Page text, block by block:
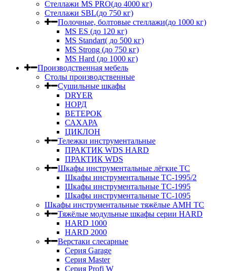
Стеллажи MS PRO(до 4000 кг)
Стеллажи SBL(до 750 кг)
Полочные, болтовые стеллажи(до 1000 кг)
MS ES (до 120 кг)
MS Standart( до 500 кг)
MS Strong (до 750 кг)
MS Hard (до 1000 кг)
Производственная мебель
Столы производственные
Сушильные шкафы
DRYER
НОРД
ВЕТЕРОК
САХАРА
ЦИКЛОН
Тележки инструментальные
ПРАКТИК WDS HARD
ПРАКТИК WDS
Шкафы инструментальные лёгкие ТС
Шкафы инструментальные ТС-1995/2
Шкафы инструментальные TC-1995
Шкафы инструментальные TC-1095
Шкафы инструментальные тяжёлые AMH TC
Тяжёлые модульные шкафы серии HARD
HARD 1000
HARD 2000
Верстаки слесарные
Серия Garage
Серия Master
Серия Profi W